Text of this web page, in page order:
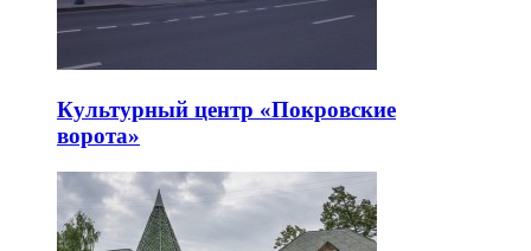
Культурный центр «Покровские
ворота»